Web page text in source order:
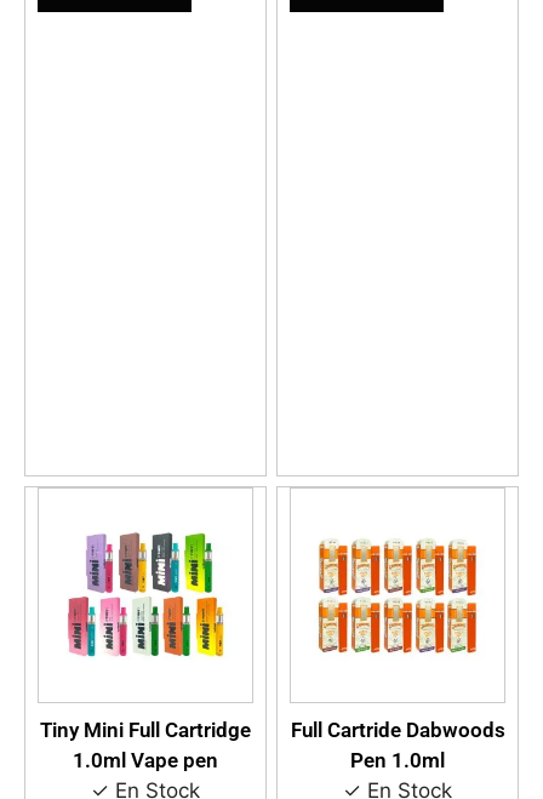
Tiny Mini Full Cartridge
1.0ml Vape pen
✓ En Stock
Full Cartride Dabwoods
Pen 1.0ml
✓ En Stock